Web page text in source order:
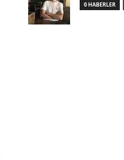
0 HABERLER